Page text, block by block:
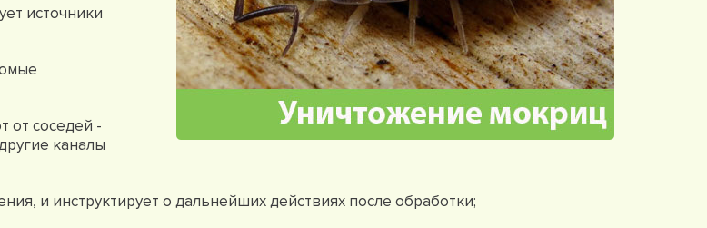
источники
от соседей -
каналы
и инструктирует о дальнейших действиях после обработки;